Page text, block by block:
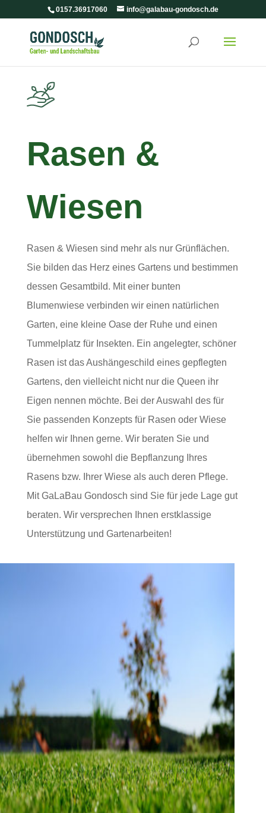
0157.36917060 info@galabau-gondosch.de
Rasen &
Wiesen
Rasen & Wiesen sind mehr als nur Grünflächen.
Sie bilden das Herz eines Gartens und bestimmen
dessen Gesamtbild. Mit einer bunten
Blumenwiese verbinden wir einen natürlichen
Garten, eine kleine Oase der Ruhe und einen
Tummelplatz für Insekten. Ein angelegter, schöner
Rasen ist das Aushängeschild eines gepflegten
Gartens, den vielleicht nicht nur die Queen ihr
Eigen nennen möchte. Bei der Auswahl des für
Sie passenden Konzepts für Rasen oder Wiese
helfen wir Ihnen gerne. Wir beraten Sie und
übernehmen sowohl die Bepflanzung Ihres
Rasens bzw. Ihrer Wiese als auch deren Pflege.
Mit GaLaBau Gondosch sind Sie für jede Lage gut
beraten. Wir versprechen Ihnen erstklassige
Unterstützung und Gartenarbeiten!